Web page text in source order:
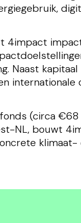
4impact
Naast
internationale
(circa
NL, bouwt